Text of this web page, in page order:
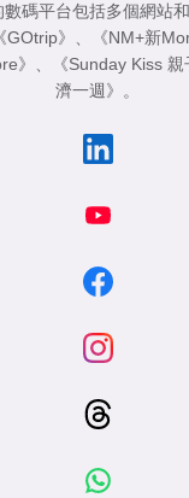
數碼平台包括多個網站
《GOtrip》 《NM+新
》 《Sunday Kiss 親
濟一週》
。